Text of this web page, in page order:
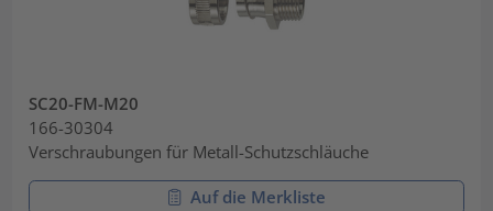
SC20-FM-M20
166-30304
Verschraubungen für Metall-Schutzschläuche
Auf die Merkliste